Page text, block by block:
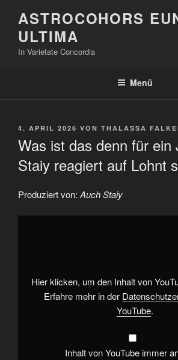
Inhalt
springen
ASTROCOHORS
ULTIMA
In Varietate Concordia
Menü
VERÖFFENTLICHT
4. APRIL 2026 VON THALASSA
Was ist das denn für ein
Staiy reagiert auf Lohnt
Produziert von:Auch Staiy
„Was
Staiy
reagiert
Hier klicken, um den Inhalt von
Erfahre mehr in der
YouTube.
Inhalt von YouTube immer